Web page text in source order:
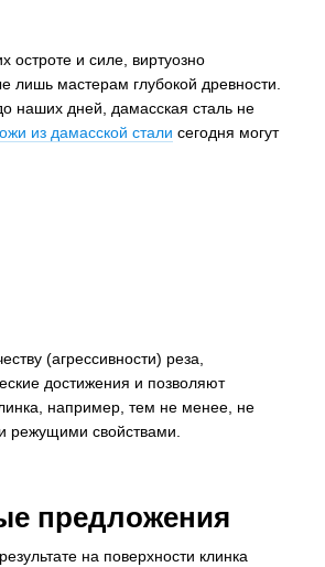
остроте и силе, виртуозно
лишь мастерам глубокой древности.
наших дней, дамасская сталь не
из дамасской стали сегодня могут
(агрессивности) реза,
достижения и позволяют
например, тем не менее, не
режущими свойствами.
предложения
на поверхности клинка